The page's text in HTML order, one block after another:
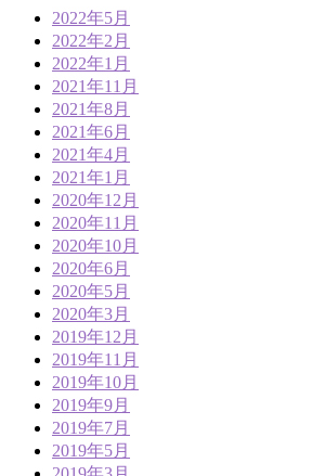
2022年5月
2022年2月
2022年1月
2021年11月
2021年8月
2021年6月
2021年4月
2021年1月
2020年12月
2020年11月
2020年10月
2020年6月
2020年5月
2020年3月
2019年12月
2019年11月
2019年10月
2019年9月
2019年7月
2019年5月